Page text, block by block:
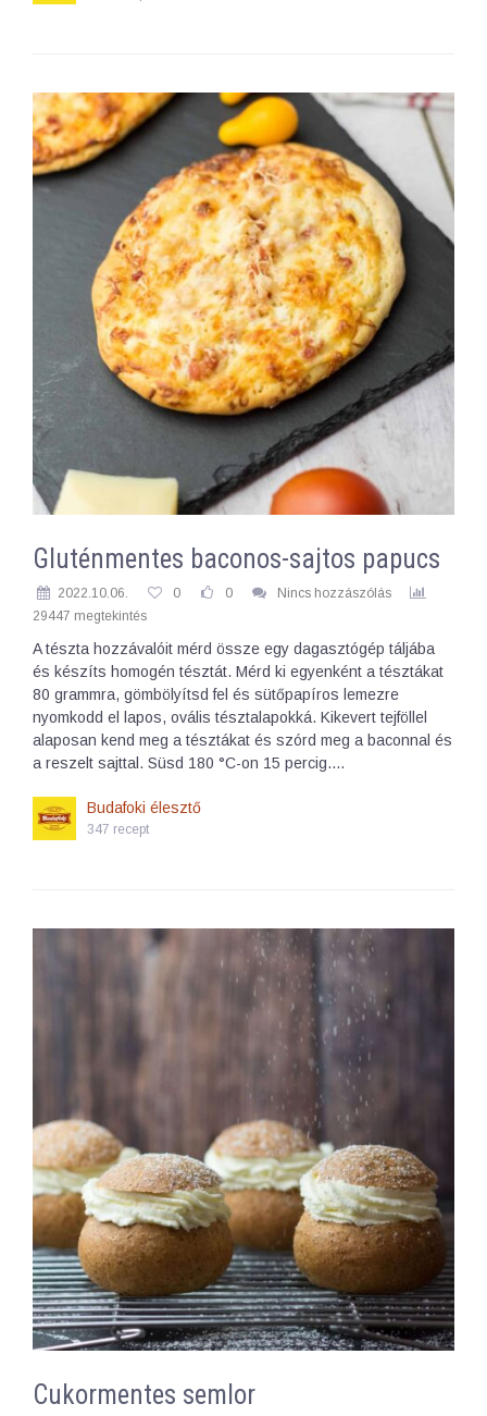
Gluténmentes baconos-sajtos papucs
2022.10.06. 0 0
Nincs hozzászólás
29447 megtekintés
A tészta hozzávalóit mérd össze egy dagasztógép táljába
és készíts homogén tésztát. Mérd ki egyenként a tésztákat
80 grammra, gömbölyítsd fel és sütőpapíros lemezre
nyomkodd el lapos, ovális tésztalapokká. Kikevert tejföllel
alaposan kend meg a tésztákat és szórd meg a baconnal és
a reszelt sajttal. Süsd 180 °C-on 15 percig.…
Budafoki élesztő
347 recept
Cukormentes semlor